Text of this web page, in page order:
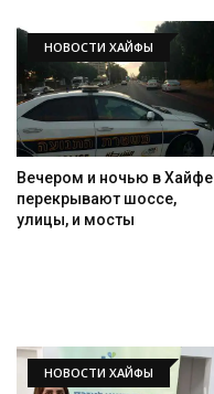
НОВОСТИ ХАЙФЫ
Вечером и ночью в Хайфе
перекрывают шоссе,
улицы, и мосты
НОВОСТИ ХАЙФЫ